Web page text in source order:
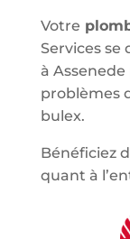
Votre
Services se
à
problèmes
bulex.
Bénéficiez
quant à